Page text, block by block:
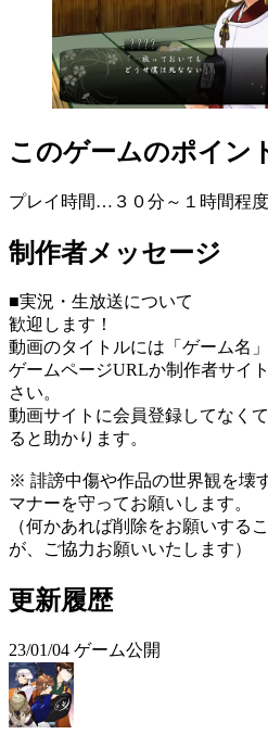
このゲームのポイン
プレイ時間…３０分～１時間程度
制作者メッセージ
■実況・生放送について
歓迎します！
動画のタイトルには「ゲーム名
ゲームページURLか制作者サイ
さい。
動画サイトに会員登録してなく
ると助かります。
※ 誹謗中傷や作品の世界観を壊
マナーを守ってお願いします。
（何かあれば削除をお願いする
が、ご協力お願いいたします）
更新履歴
23/01/04 ゲーム公開